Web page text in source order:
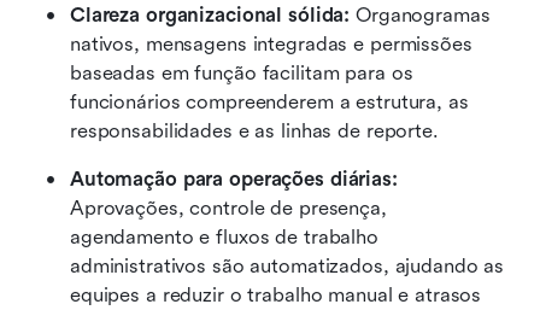
Clareza organizacional sólida: Organogramas
nativos, mensagens integradas e permissões
baseadas em função facilitam para os
funcionários compreenderem a estrutura, as
responsabilidades e as linhas de reporte.
Aprovações, controle de presença,
agendamento e fluxos de trabalho
administrativos são automatizados, ajudando as
equipes a reduzir o trabalho manual e atrasos